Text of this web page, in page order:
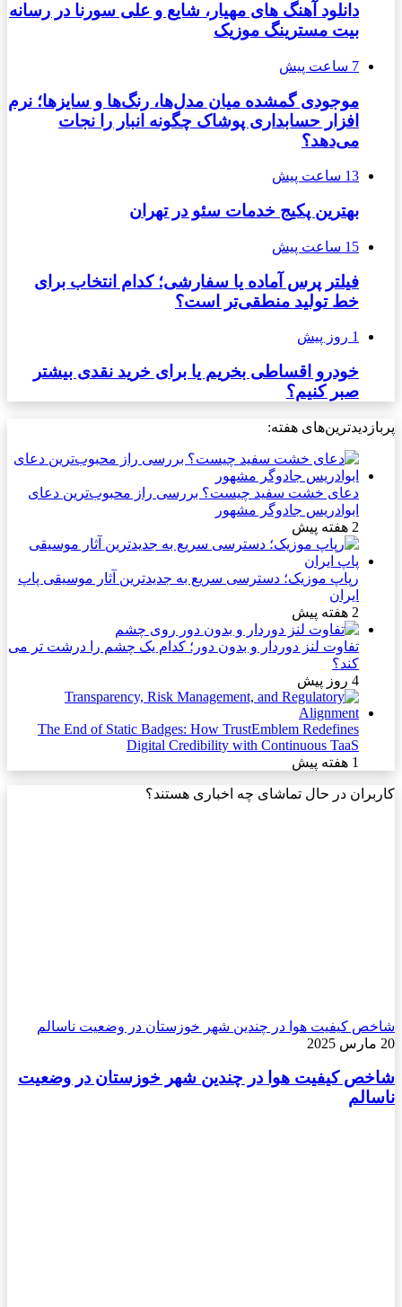
دانلود آهنگ های مهیار، شایع و علی سورنا در رسانه
بیت مسترینگ موزیک
موجودی گمشده میان مدل‌ها، رنگ‌ها و سایزها؛ نرم
افزار حسابداری پوشاک چگونه انبار را نجات
می‌دهد؟
13 ساعت پیش
بهترین پکیج خدمات سئو در تهران
15 ساعت پیش
فیلتر پرس آماده یا سفارشی؛ کدام انتخاب برای
خط تولید منطقی‌تر است؟
خودرو اقساطی بخریم یا برای خرید نقدی بیشتر
صبر کنیم؟
هفته:
دعای خشت سفید چیست؟ بررسی راز محبوب‌ترین دعای
ابوادریس جادوگر مشهور
رپاپ موزیک؛ دسترسی سریع به جدیدترین آثار موسیقی پاپ
تفاوت لنز دوردار و بدون دور؛ کدام یک چشم را درشت تر می
کند؟
The End of Static Badges: How TrustEmblem Redefines
Digital Credibility with Continuous TaaS
در حال تماشای چه اخباری هستند؟
کیفیت هوا در چندین شهر خوزستان در وضعیت ناسالم
کیفیت هوا در چندین شهر خوزستان در وضعیت